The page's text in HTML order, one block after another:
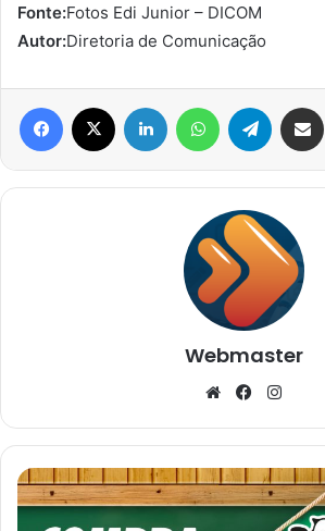
Fonte:Fotos Edi Junior – DICOM
Autor:Diretoria de Comunicação
Facebook Linkedin WhatsAppTelegram
Webmaster
WebsiteFacebook